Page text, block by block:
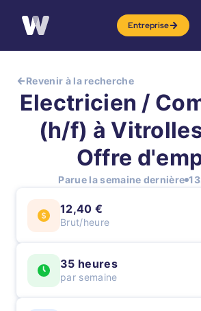
Entreprise
Revenir à la recherche
Electricien /
(h/f) à
Offre
Parue la semaine dernière
12,40 €
Brut/heure
35 heures
par semaine